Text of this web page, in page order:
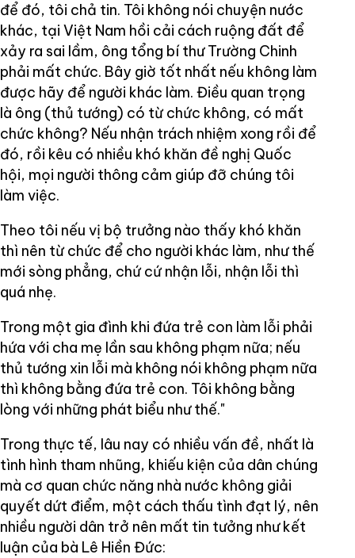
để đó, tôi chả tin. Tôi không nói chuyện nước
khác, tại Việt Nam hồi cải cách ruộng đất để
xảy ra sai lầm, ông tổng bí thư Trường Chinh
phải mất chức. Bây giờ tốt nhất nếu không làm
được hãy để người khác làm. Điều quan trọng
là ông (thủ tướng) có từ chức không, có mất
chức không? Nếu nhận trách nhiệm xong rồi để
đó, rồi kêu có nhiều khó khăn đề nghị Quốc
hội, mọi người thông cảm giúp đỡ chúng tôi
làm việc.
Theo tôi nếu vị bộ trưởng nào thấy khó khăn
thì nên từ chức để cho người khác làm, như thế
mới sòng phẳng, chứ cứ nhận lỗi, nhận lỗi thì
quá nhẹ.
Trong một gia đình khi đứa trẻ con làm lỗi phải
hứa với cha mẹ lần sau không phạm nữa; nếu
thủ tướng xin lỗi mà không nói không phạm nữa
thì không bằng đứa trẻ con. Tôi không bằng
lòng với những phát biểu như thế."
Trong thực tế, lâu nay có nhiều vấn đề, nhất là
tình hình tham nhũng, khiếu kiện của dân chúng
mà cơ quan chức năng nhà nước không giải
quyết dứt điểm, một cách thấu tình đạt lý, nên
nhiều người dân trở nên mất tin tưởng như kết
luận của bà Lê Hiền Đức: